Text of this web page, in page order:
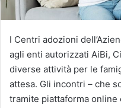
I Centri adozioni
agli enti autorizzati AiBi,
diverse attività per le
attesa. Gli incontri – che
tramite piattaforma online